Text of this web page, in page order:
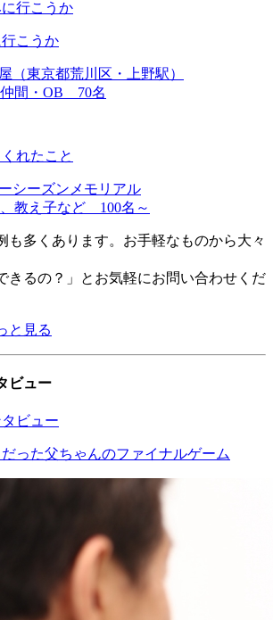
こうか
（東京都荒川区・上野駅）
間・OB 70名
れたこと
シーズンメモリアル
教え子など 100名～
も多くあります。お手軽なものから大々
きるの？」とお気軽にお問い合わせくだ
と見る
ビュー
った父ちゃんのファイナルゲーム